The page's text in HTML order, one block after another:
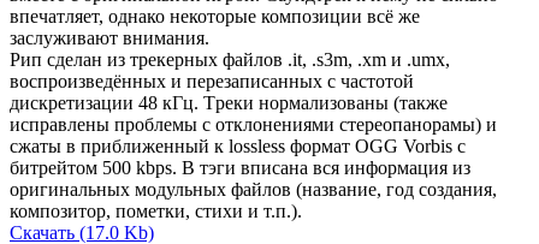
впечатляет, однако некоторые композиции всё же
заслуживают внимания.
Рип сделан из трекерных файлов .it, .s3m, .xm и .umx,
воспроизведённых и перезаписанных с частотой
дискретизации 48 кГц. Tреки нормализованы (также
исправлены проблемы с отклонениями стереопанорамы) и
сжаты в приближенный к lossless формат OGG Vorbis с
битрейтом 500 kbps. В тэги вписана вся информация из
оригинальных модульных файлов (название, год создания,
композитор, пометки, стихи и т.п.).
Скачать (17.0 Kb)